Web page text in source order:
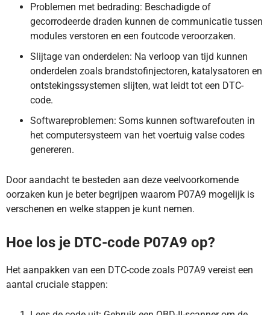
Problemen met bedrading: Beschadigde of
gecorrodeerde draden kunnen de communicatie tussen
modules verstoren en een foutcode veroorzaken.
Slijtage van onderdelen: Na verloop van tijd kunnen
onderdelen zoals brandstofinjectoren, katalysatoren en
ontstekingssystemen slijten, wat leidt tot een DTC-
code.
Softwareproblemen: Soms kunnen softwarefouten in
het computersysteem van het voertuig valse codes
genereren.
Door aandacht te besteden aan deze veelvoorkomende
oorzaken kun je beter begrijpen waarom P07A9 mogelijk is
verschenen en welke stappen je kunt nemen.
Hoe los je DTC-code P07A9 op?
Het aanpakken van een DTC-code zoals P07A9 vereist een
aantal cruciale stappen: